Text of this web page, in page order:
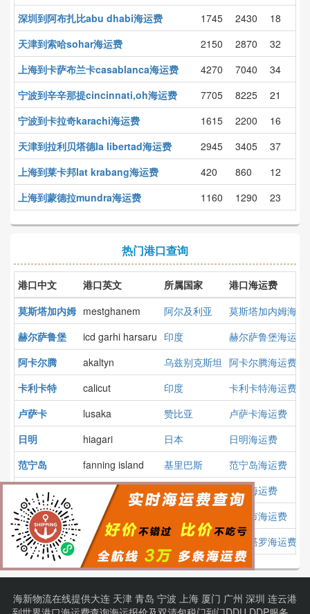
深圳到阿布扎比abu dhabi海运费
1745 2430
18
天津到索哈sohar海运费
2150 2870
32
上海到卡萨布兰卡casablanca海运费
4270 7040
34
宁波到辛辛那提cincinnati,oh海运费
7705 8225
21
宁波到卡拉奇karachi海运费
1615 2200
16
天津到拉利贝塔德la libertad海运费
2945 3405
37
上海到莱卡邦lat krabang海运费
420 860
12
上海到蒙德拉mundra海运费
1160 1290 23
热门港口查询
港口中文 港口英文 所属国家
港口海运费
莫斯塔加内姆 mestghanem 阿尔及利亚
莫斯塔加内姆海运
赫尔萨鲁堡
icd garhi harsaru 印度
赫尔萨鲁堡海运费
阿卡尔腾
akaltyn 乌兹别克斯坦 阿卡尔腾海运费
卡利卡特
calicut 印度
卡利卡特海运费
卢萨卡
lusaka 赞比亚
卢萨卡海运费
日明
hiagari 日本
日明海运费
范宁岛
fanning island 基里巴斯
范宁岛海运费
托梅
智利
托梅海运费
十月市
oktyjabrjiski
十月市海运费
克雷塔罗
queretaro 墨西哥 克雷塔罗海运费
海新物流在线提供大连 天津 青岛 宁波 上海 厦门 广州 深圳 连云港